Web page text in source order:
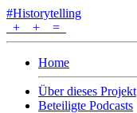
#Historytelling
+
+ =
Home
Über dieses Projekt
Beteiligte Podcasts